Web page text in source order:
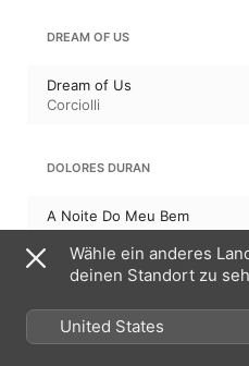
DREAM OF US
Dream of Us
Corciolli
DOLORES DURAN
A Noite Do Meu Bem
Corciolli
Mono No Aware
Wähle ein anderes
deinen Standort zu
United States